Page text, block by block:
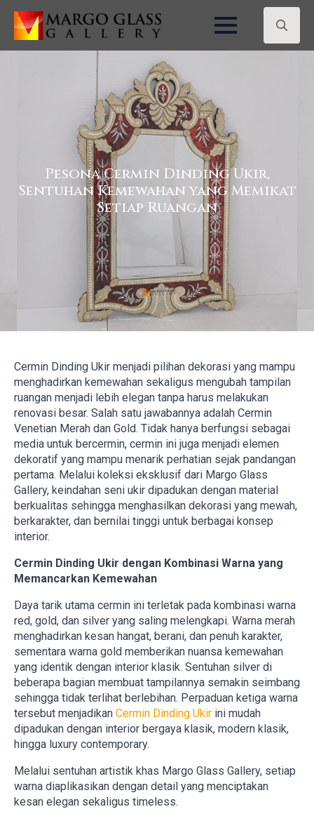
Search
Pesona Cermin Dinding Ukir,
Sentuhan Kemewahan yang Memikat
Setiap Ruangan
Cermin Dinding Ukir menjadi pilihan dekorasi yang mampu
menghadirkan kemewahan sekaligus mengubah tampilan
ruangan menjadi lebih elegan tanpa harus melakukan
renovasi besar. Salah satu jawabannya adalah Cermin
Venetian Merah dan Gold. Tidak hanya berfungsi sebagai
media untuk bercermin, cermin ini juga menjadi elemen
dekoratif yang mampu menarik perhatian sejak pandangan
pertama. Melalui koleksi eksklusif dari Margo Glass
Gallery, keindahan seni ukir dipadukan dengan material
berkualitas sehingga menghasilkan dekorasi yang mewah,
berkarakter, dan bernilai tinggi untuk berbagai konsep
interior.
Cermin Dinding Ukir dengan Kombinasi Warna yang
Memancarkan Kemewahan
Daya tarik utama cermin ini terletak pada kombinasi warna
red, gold, dan silver yang saling melengkapi. Warna merah
menghadirkan kesan hangat, berani, dan penuh karakter,
sementara warna gold memberikan nuansa kemewahan
yang identik dengan interior klasik. Sentuhan silver di
beberapa bagian membuat tampilannya semakin seimbang
sehingga tidak terlihat berlebihan. Perpaduan ketiga warna
tersebut menjadikan Cermin Dinding Ukir ini mudah
dipadukan dengan interior bergaya klasik, modern klasik,
hingga luxury contemporary.
Melalui sentuhan artistik khas Margo Glass Gallery, setiap
warna diaplikasikan dengan detail yang menciptakan
kesan elegan sekaligus timeless.